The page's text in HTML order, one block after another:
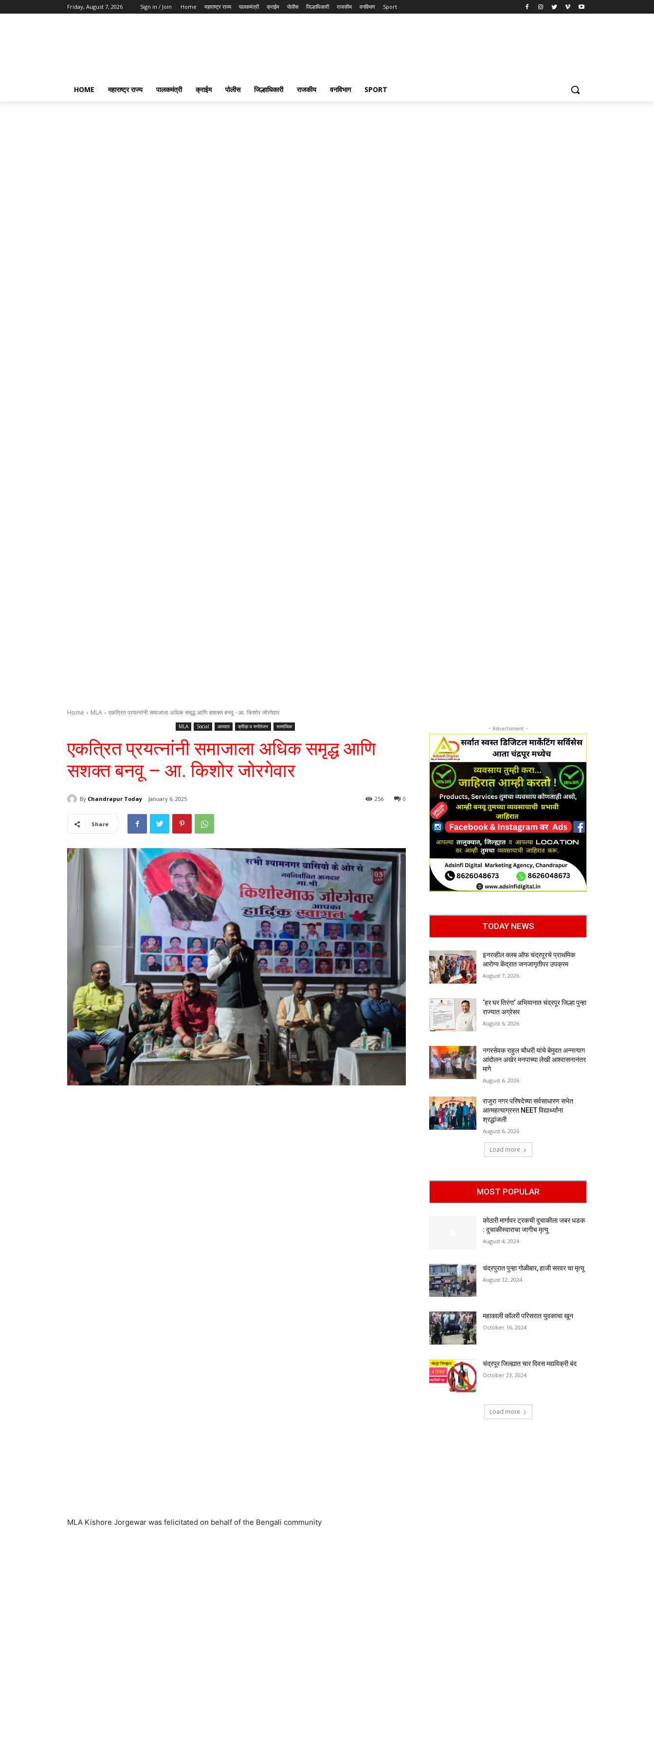
Friday, August 7, 2026 Sign in / Join Home महाराष्ट्र राज्य पालकमंत्री क्राईम पोलीस जिल्हाधिकारी राजकीय वनविभाग Sport
HOME महाराष्ट्र राज्य पालकमंत्री क्राईम पोलीस जिल्हाधिकारी राजकीय वनविभाग SPORT
Home MLA एकत्रित प्रयत्नांनी समाजाला अधिक समृद्ध आणि सशक्त बनवू - आ. किशोर जोरगेवार
MLA Social आमदार क्रीडा व मनोरंजन सामाजिक
एकत्रित प्रयत्नांनी समाजाला अधिक समृद्ध आणि
सशक्त बनवू – आ. किशोर जोरगेवार
By Chandrapur Today January 6, 2025 0
256
Share
MLA Kishore Jorgewar was felicitated on behalf of the Bengali community
- Advertisment -
TODAY NEWS
इनरव्हील क्लब ऑफ चंद्रपूरचे प्राथमिक
आरोग्य केंद्रात जनजागृतीपर उपक्रम
August 7, 2026
‘हर घर तिरंगा’ अभियानात चंद्रपूर जिल्हा पुन्हा
राज्यात अग्रेसर
August 6, 2026
नगरसेवक राहुल चौधरी यांचे बेमुदत अन्नत्याग
आंदोलन अखेर मनपाच्या लेखी आश्वासनानंतर
मागे
August 6, 2026
राजुरा नगर परिषदेच्या सर्वसाधारण सभेत
आत्महत्याग्रस्त NEET विद्यार्थ्यांना
श्रद्धांजली
August 6, 2026
Load more
MOST POPULAR
कोठारी मार्गावर ट्रकची दुचाकीला जबर धडक
: दुचाकीस्वाराचा जागीच मृत्यू
August 4, 2024
चंद्रपुरात पुन्हा गोळीबार, हाजी सरवर चा मृत्यू
August 12, 2024
महाकाली कॉलरी परिसरात युवकाचा खून
October 16, 2024
चंद्रपूर जिल्ह्यात चार दिवस मद्यविक्री बंद
October 23, 2024
Load more